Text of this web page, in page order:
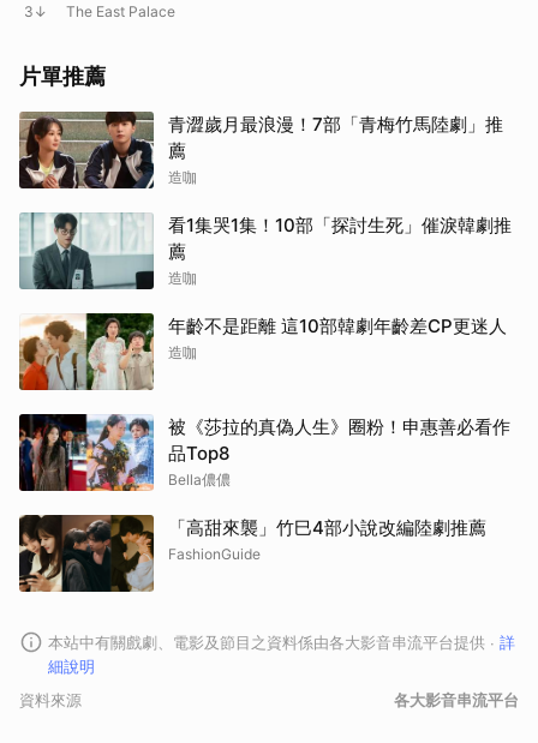
3
The East Palace
片單推薦
青澀歲月最浪漫！7部「青梅竹馬陸劇」推
薦
造咖
看1集哭1集！10部「探討生死」催淚韓劇推
薦
造咖
年齡不是距離 這10部韓劇年齡差CP更迷人
造咖
被《莎拉的真偽人生》圈粉！申惠善必看作
品Top8
Bella儂儂
「高甜來襲」竹巳4部小說改編陸劇推薦
FashionGuide
本站中有關戲劇、電影及節目之資料係由各大影音串流平台提供 ∙ 詳
細說明
資料來源
各大影音串流平台